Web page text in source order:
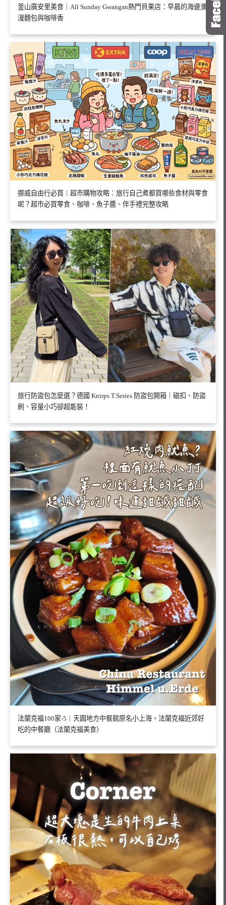
釜山廣安里美食｜All Sunday Gwangan熱門貝果店：早晨的海邊瀰
漫麵包與咖啡香
挪威自由行必買｜超市購物攻略：旅行自己煮都買哪些食材與零食
呢？超市必買零食、咖啡、魚子醬、伴手禮完整攻略
旅行防盜包怎麼選？德國 Knirps T.Series 防盜包開箱｜磁扣、防盜
刷、容量小巧卻超能裝！
法蘭克福100家-5｜天圓地方中餐館原名小上海，法蘭克福近郊好
吃的中餐廳（法蘭克福美食）